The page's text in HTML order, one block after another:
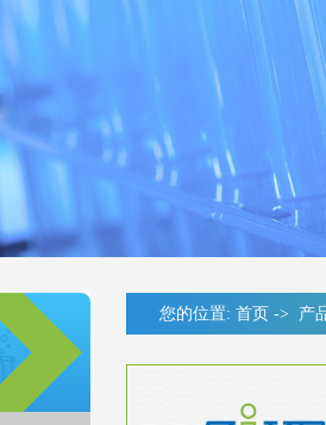
您的位置: 首页 -> 产